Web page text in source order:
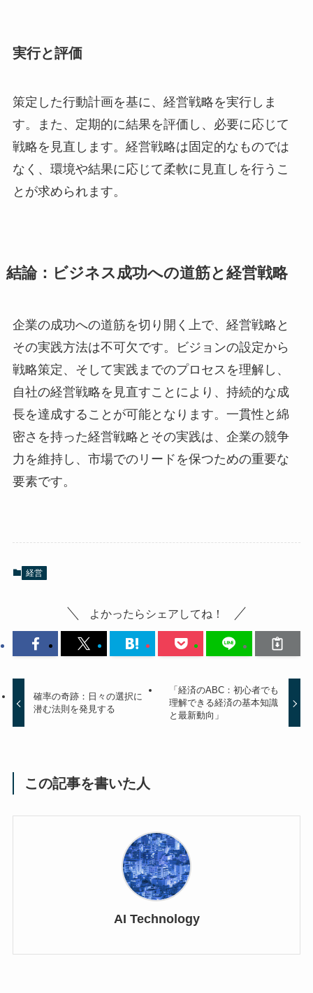
実行と評価
策定した行動計画を基に、経営戦略を実行しま
す。また、定期的に結果を評価し、必要に応じて
戦略を見直します。経営戦略は固定的なものでは
なく、環境や結果に応じて柔軟に見直しを行うこ
とが求められます。
結論：ビジネス成功への道筋と経営戦略
企業の成功への道筋を切り開く上で、経営戦略と
その実践方法は不可欠です。ビジョンの設定から
戦略策定、そして実践までのプロセスを理解し、
自社の経営戦略を見直すことにより、持続的な成
長を達成することが可能となります。一貫性と綿
密さを持った経営戦略とその実践は、企業の競争
力を維持し、市場でのリードを保つための重要な
要素です。
経営
よかったらシェアしてね！
確率の奇跡：日々の選択に
潜む法則を発見する
「経済のABC：初心者でも
理解できる経済の基本知識
と最新動向」
この記事を書いた人
AI Technology